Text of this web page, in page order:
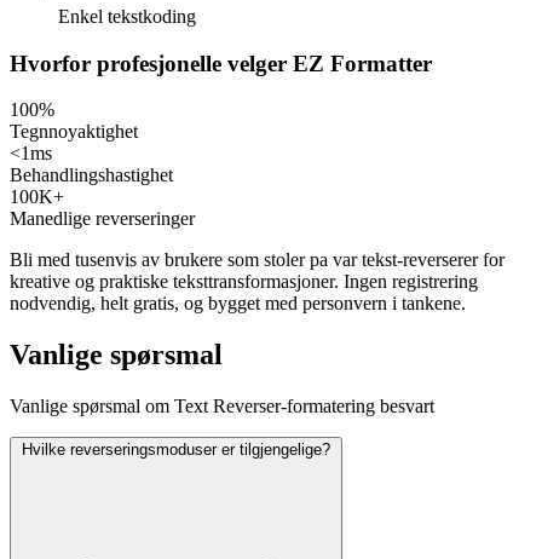
Enkel tekstkoding
Hvorfor profesjonelle velger EZ Formatter
100%
Tegnnoyaktighet
<1ms
Behandlingshastighet
100K+
Manedlige reverseringer
Bli med tusenvis av brukere som stoler pa var tekst-reverserer for
kreative og praktiske teksttransformasjoner. Ingen registrering
nodvendig, helt gratis, og bygget med personvern i tankene.
Vanlige spørsmal
Vanlige spørsmal om Text Reverser-formatering besvart
Hvilke reverseringsmoduser er tilgjengelige?